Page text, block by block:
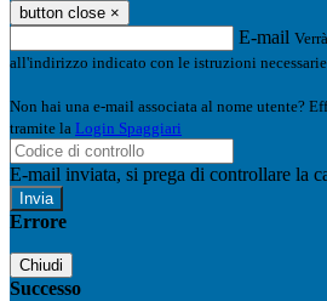
button close ×
E-mail
all'indirizzo indicato con le istruzioni
Non hai una e-mail associata al nome utente?
tramite la Login Spaggiari
E-mail inviata, si prega di controllare la
Errore
Chiudi
Successo